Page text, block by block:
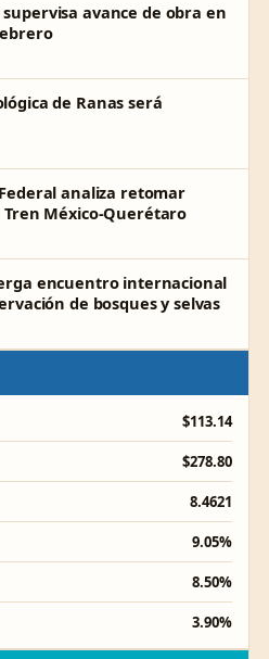
avance de obra en
de Ranas será
analiza retomar
Tren México-Querétaro
encuentro internacional
de bosques y selvas
$113.14
$278.80
8.4621
9.05%
8.50%
3.90%